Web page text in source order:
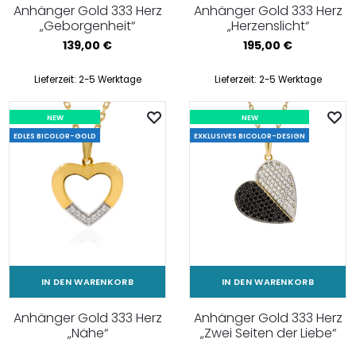
Anhänger Gold 333 Herz
„Geborgenheit“
139,00 €
Lieferzeit: 2-5 Werktage
Anhänger Gold 333 Herz
„Herzenslicht“
195,00 €
Lieferzeit: 2-5 Werktage
NEW
EDLES BICOLOR-GOLD
IN DEN WARENKORB
Anhänger Gold 333 Herz
„Nähe“
NEW
EXKLUSIVES BICOLOR-DESIGN
IN DEN WARENKORB
Anhänger Gold 333 Herz
„Zwei Seiten der Liebe“